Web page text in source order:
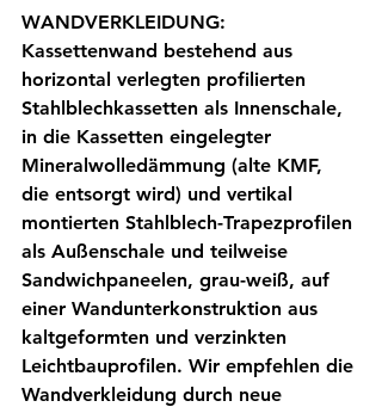
WANDVERKLEIDUNG:
Kassettenwand bestehend aus
horizontal verlegten profilierten
Stahlblechkassetten als Innenschale,
in die Kassetten eingelegter
Mineralwolledämmung (alte KMF,
die entsorgt wird) und vertikal
montierten Stahlblech-Trapezprofilen
als Außenschale und teilweise
Sandwichpaneelen, grau-weiß, auf
einer Wandunterkonstruktion aus
kaltgeformten und verzinkten
Leichtbauprofilen. Wir empfehlen die
Wandverkleidung durch neue